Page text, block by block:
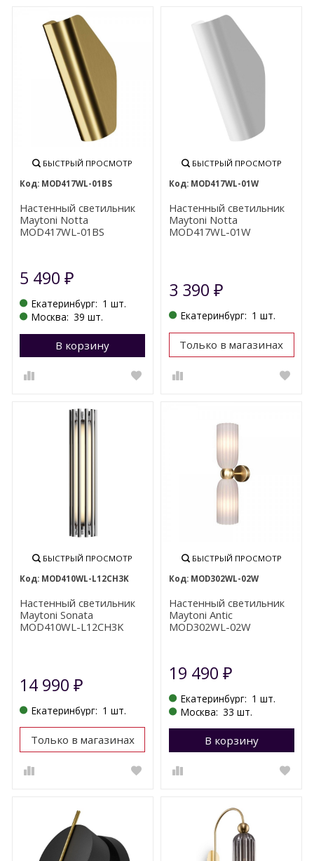
БЫСТРЫЙ ПРОСМОТР
MOD417WL-01BS
Настенный светильник
Maytoni Notta
MOD417WL-01BS
5 490₽
Екатеринбург: 1 шт.
Москва: 39 шт.
В корзину Перейти в корзину
БЫСТРЫЙ ПРОСМОТР
MOD417WL-01W
Настенный светильник
Maytoni Notta
MOD417WL-01W
3 390 ₽
Екатеринбург: 1 шт.
Только в магазинах
БЫСТРЫЙ ПРОСМОТР
MOD410WL-L12CH3K
Настенный светильник
Maytoni Sonata
MOD410WL-L12CH3K
14 990₽
Екатеринбург: 1 шт.
Только в магазинах
БЫСТРЫЙ ПРОСМОТР
MOD302WL-02W
Настенный светильник
Maytoni Antic
MOD302WL-02W
19 490 ₽
Екатеринбург: 1 шт.
Москва: 33 шт.
В корзину